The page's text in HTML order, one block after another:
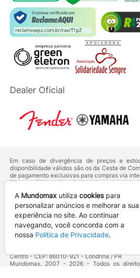
Dealer Oficial
Em caso de divergência de preços e
disponibilidade válidos são os da Cesta de
de pagamento exclusivas para compras via
Ofertas válidas até o término de nossos
deVenda Corporativa.
Os preços apresentados no site prevalecem
qualquer outro meio de comunicação ou
Defesa do Consumidor:Lei nº 8.078.
Vendas sujeitas à confirmação de dados e
Centro - CEP: 86010-921 - Londrina / PR
Mundomax. 2007 - 2026 - Todos os
A Mundomax utiliza cookiespara
personalizar anúncios e melhorar a sua
experiência no site. Ao continuar
navegando, você concorda com a
nossa Política de Privacidade.